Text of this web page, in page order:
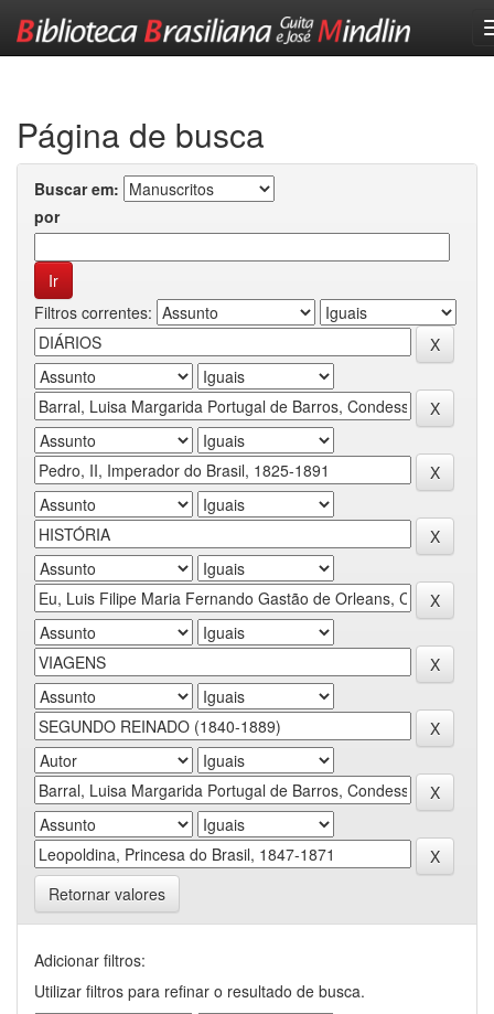
Página de busca
Buscar em:
por
Filtros correntes:
Retornar valores
Adicionar filtros:
Utilizar filtros para refinar o resultado de busca.